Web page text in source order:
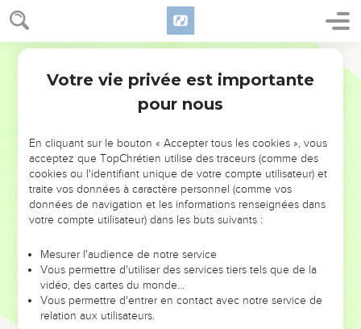
NE MANQUEZ PAS L’ÉVÉNEMENT
DE L’ANNÉE !
ET SI LEURS ERREURS POUVAIENT VOUS ÉVITER LES
VOTRES ?
leur foi ou leur vision. Mais on voit moins les doutes, les erreurs
et les saisons difficiles qu'ils ont traversés, alors même que ce
sont elles qui les ont façonnés.
Dans cette conférence, leaders, entrepreneurs, et responsables
Votre vie privée est importante
pour nous
En cliquant sur le bouton « Accepter tous les cookies », vous
acceptez que TopChrétien utilise des traceurs (comme des
cookies ou l'identifiant unique de votre compte utilisateur) et
traite vos données à caractère personnel (comme vos
données de navigation et les informations renseignées dans
votre compte utilisateur) dans les buts suivants :
Mesurer l'audience de notre service
Vous permettre d'utiliser des services tiers tels que de la
vidéo, des cartes du monde…
Vous permettre d'entrer en contact avec notre service de
relation aux utilisateurs.